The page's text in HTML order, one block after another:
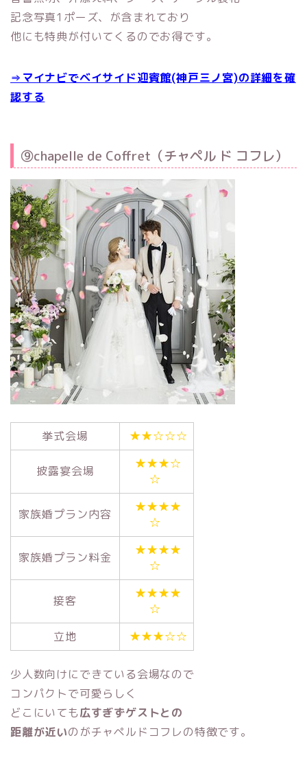
記念写真1ポーズ、が含まれており
他にも特典が付いてくるのでお得です。
⇒マイナビでベイサイド迎賓館(神戸三ノ宮)の詳細を確
認する
⑨chapelle de Coffret（チャペル ド コフレ）
挙式会場 ★★☆☆☆
披露宴会場
★★★☆
☆
家族婚プラン内容
★★★★
☆
家族婚プラン料金
★★★★
☆
接客
★★★★
☆
立地
★★★☆☆
少人数向けにできている会場なので
コンパクトで可愛らしく
どこにいても広すぎずゲストとの
距離が近いのがチャペルドコフレの特徴です。